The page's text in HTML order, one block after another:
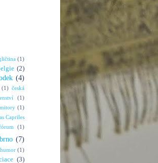
(1)
(2)
(4)
(1) česká
(1)
(1)
Capriles
(1)
(7)
humor (1)
(3)